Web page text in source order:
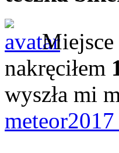
Miejsce
nakręciłem
wyszła mi